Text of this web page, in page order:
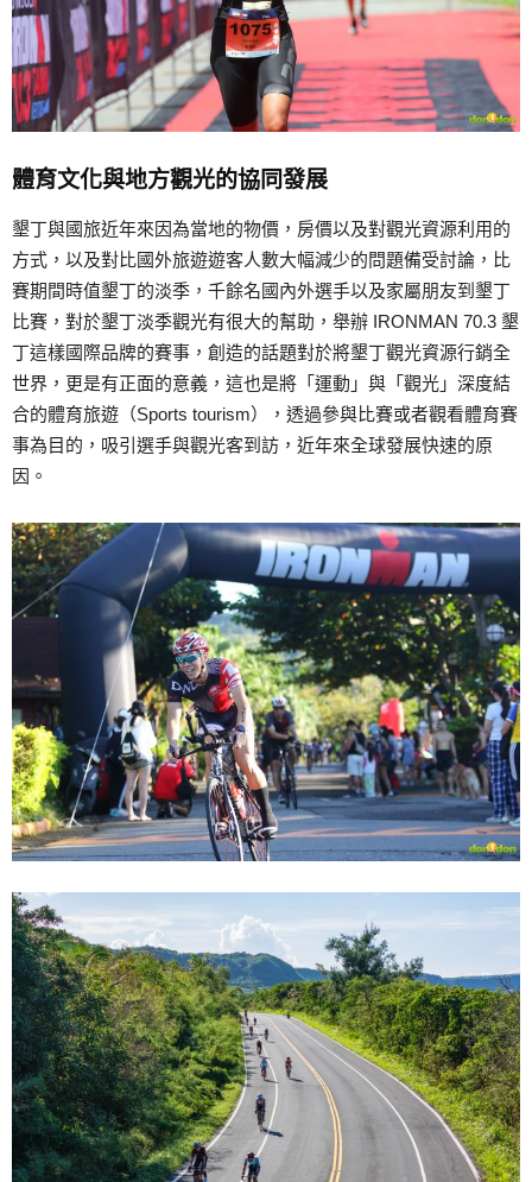
體育文化與地方觀光的協同發展
墾丁與國旅近年來因為當地的物價，房價以及對觀光資源利用的
方式，以及對比國外旅遊遊客人數大幅減少的問題備受討論，比
賽期間時值墾丁的淡季，千餘名國內外選手以及家屬朋友到墾丁
比賽，對於墾丁淡季觀光有很大的幫助，舉辦 IRONMAN 70.3 墾
丁這樣國際品牌的賽事，創造的話題對於將墾丁觀光資源行銷全
世界，更是有正面的意義，這也是將「運動」與「觀光」深度結
合的體育旅遊（Sports tourism），透過參與比賽或者觀看體育賽
事為目的，吸引選手與觀光客到訪，近年來全球發展快速的原
因。